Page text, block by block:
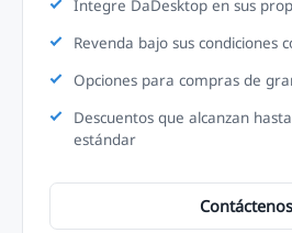
Integre DaDesktop en sus
Revenda bajo sus condiciones
Opciones para compras de
Descuentos que alcanzan
estándar
Contáctenos